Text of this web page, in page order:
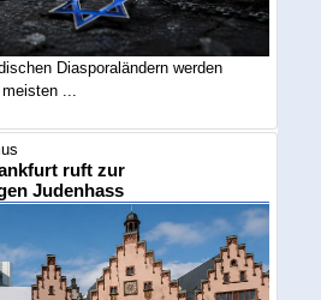
Diasporaländern werden
...
ruft zur
Judenhass